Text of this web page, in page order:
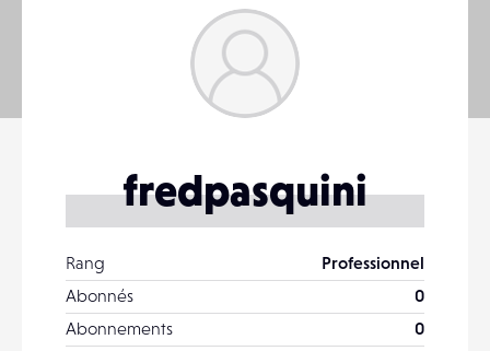
fredpasquini
Rang
Professionnel
Abonnés
0
Abonnements
0